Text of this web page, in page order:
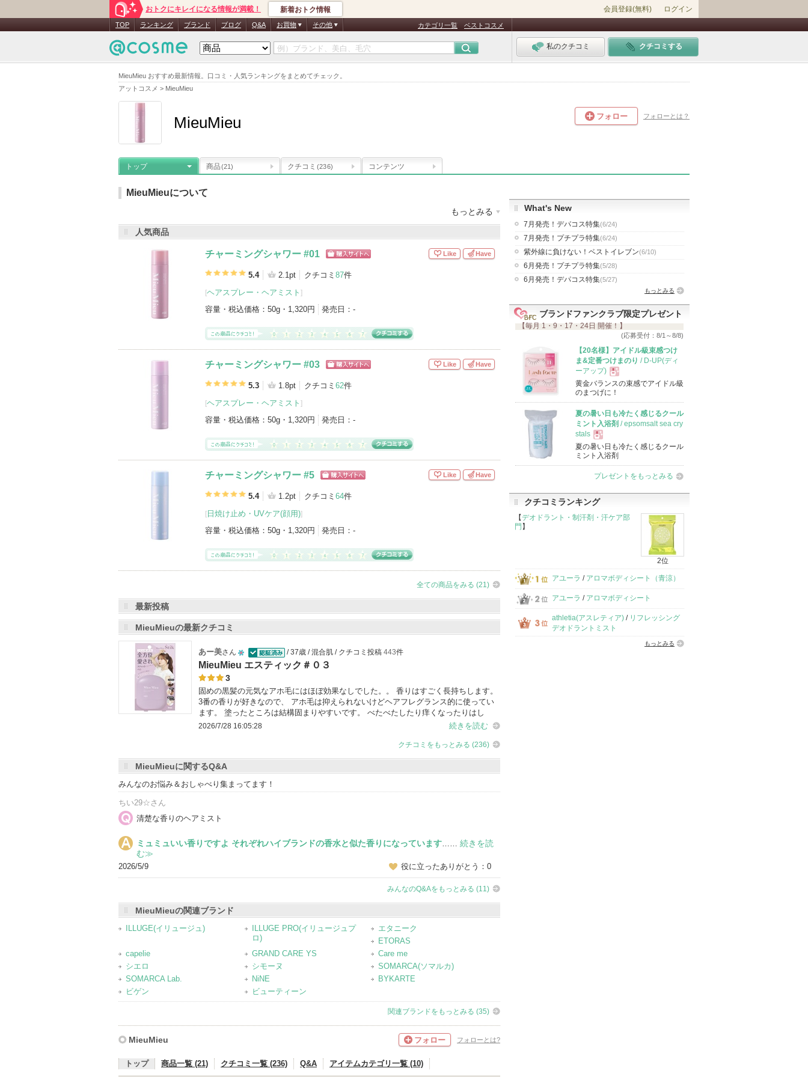
MieuMieu おすすめ最新情報。口コミ・人気ランキングをまとめてチェック。
アットコスメ > MieuMieu
おトクにキレイになる情報が満載！ 新着おトク情報 会員登録(無料) ログイン
TOP ランキング ブランド ブログ Q&A お買物 その他 カテゴリ一覧 ベストコスメ
私のクチコミ クチコミする
MieuMieu フォロー フォローとは？
トップ 商品(21) クチコミ (236) コンテンツ
MieuMieuについて
もっとみる
メーカー名：
(21件)
登録アイテムカテゴリ
その他ヘアスタイリング（7）
ヘアスプレー・ヘアミスト（6）
香水・フレグランス(レディース・ウィメンズ)（5）
香水・フレグランス(その他)（4）
オーデコロン（4）
アウトバストリートメント（2）
日焼け止め・UVケア(顔用)（1）
日焼け止め・UVケア(ボディ用)（1）
アイテムカテゴリをもっとみる (10)
人気商品
チャーミングシャワー #01
グサイトへ
5.4 2.1pt クチコミ 87件
[ヘアスプレー・ヘアミスト ]
容量・税込価格： 50g・1,320円 発売日： -
Like Have
チャーミングシャワー #03
グサイトへ
5.3 1.8pt クチコミ 62件
[ヘアスプレー・ヘアミスト ]
容量・税込価格： 50g・1,320円 発売日： -
Like Have
チャーミングシャワー #5
グサイトへ
5.4 1.2pt クチコミ 64件
[ 日焼け止め・UVケア(顔用)]
容量・税込価格： 50g・1,320円 発売日： -
Like Have
全ての商品をみる (21)
最新投稿
MieuMieuの最新クチコミ
あー美さん
10
以
上
に
入
登
ま
す
認証済
/ 37歳 / 混合肌 / クチコミ投稿 443件
MieuMieu エスティック＃０３
3
固めの黒髪の元気なアホ毛にはほぼ効果なしでした。。 香りはすごく長持ちします。
3番の香りが好きなので、 アホ毛は抑えられないけどヘアフレグランス的に使ってい
ます。 塗ったところは結構固まりやすいです。 べたべたしたり痒くなったりはし
2026/7/28 16:05:28 続きを読む
クチコミをもっとみる (236)
MieuMieuに関するQ&A
みんなのお悩み＆おしゃべり集まってます！
ちい29☆さん
清楚な香りのヘアミスト
ミュミュいい香りですよ それぞれハイブランドの香水と似た香りになっています…… 続きを読
む≫
2026/5/9 役に立ったありがとう：0
みんなのQ&Aをもっとみる (11)
MieuMieuの関連ブランド
ILLUGE(イリュージュ)
ILLUGE PRO(イリュージュプ
ロ)
エタニーク
ETORAS
capelie
GRAND CARE YS
Care me
シエロ
シモーヌ
SOMARCA(ソマルカ)
SOMARCA Lab.
NiNE
BYKARTE
ビゲン
ビューティーン
関連ブランドをもっとみる (35)
MieuMieu フォロー フォローとは?
トップ 商品一覧 (21) クチコミ一覧 (236) Q&A アイテムカテゴリ一覧 (10)
What's New
7月発売！デパコス特集(6/24)
7月発売！プチプラ特集(6/24)
紫外線に負けない！ベストイレブン(6/10)
6月発売！プチプラ特集(5/28)
6月発売！デパコス特集(5/27)
もっとみる
ブランドファンクラブ限定プレゼント
【毎月 1・9・17・24日 開催！】
(応募受付：8/1～8/8)
【20名様】アイドル級束感つけ
ま&定番つけまのり / D-UP(ディ
ーアップ)
現
品
黄金バランスの束感でアイドル級
のまつげに！
夏の暑い日も冷たく感じるクール
ミント入浴剤 / epsomsalt sea cry
stals
現
品
夏の暑い日も冷たく感じるクール
ミント入浴剤
プレゼントをもっとみる
クチコミランキング
【デオドラント・制汗剤・汗ケア部
門】
2位
アユーラ / アロマボディシート（青涼）
アユーラ / アロマボディシート
athletia(アスレティア) / リフレッシング
デオドラントミスト
もっとみる